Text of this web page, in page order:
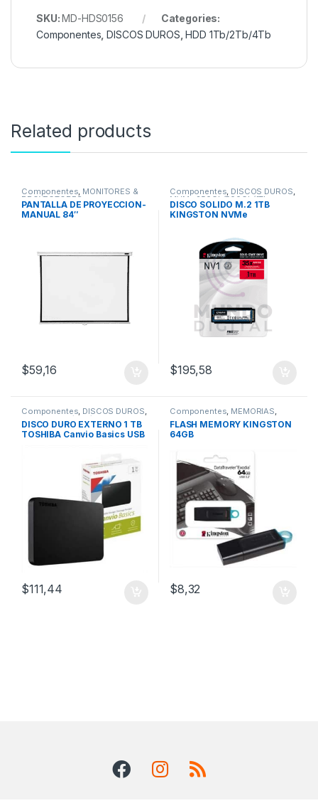
SKU:MD-HDS0156
Categories:
Componentes ,DISCOS DUROS ,HDD 1Tb/2Tb/4Tb
Related products
Componentes, MONITORES &
PROYECTORES
PANTALLA DE PROYECCION-
MANUAL 84″
$59,16
Componentes, DISCOS DUROS,
MVMe 250Gb/500Gb/1Tb
DISCO SOLIDO M.2 1TB
KINGSTON NVMe
$195,58
Componentes, DISCOS DUROS,
Externos 1Tb/2Tb/4Tb
DISCO DURO EXTERNO 1 TB
TOSHIBA Canvio Basics USB
$111,44
Componentes, MEMORIAS,
Memorias USB
FLASH MEMORY KINGSTON
64GB
$8,32